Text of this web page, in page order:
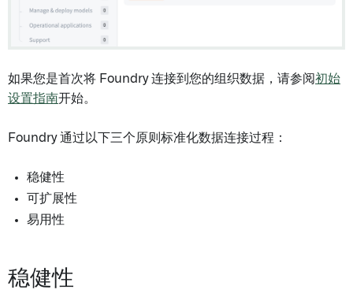
如果您是首次将 Foundry 连接到您的组织数据，请参阅初始
设置指南开始。
Foundry 通过以下三个原则标准化数据连接过程：
稳健性
可扩展性
易用性
稳健性